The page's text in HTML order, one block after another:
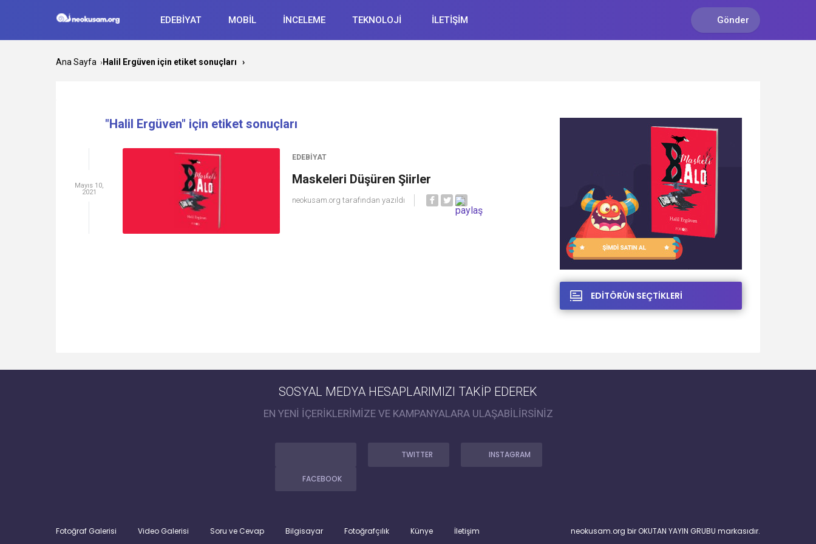
EDEBİYAT MOBİL İNCELEME TEKNOLOJİ İLETİŞİM Gönder
Ana Sayfa › Halil Ergüven için etiket sonuçları ›
"Halil Ergüven" için etiket sonuçları
EDEBIYAT
Maskeleri Düşüren Şiirler
neokusam.org tarafından yazıldı
Mayıs 10,
2021
EDİTÖRÜN SEÇTİKLERİ
SOSYAL MEDYA HESAPLARIMIZI TAKİP EDEREK
EN YENİ İÇERİKLERİMİZE VE KAMPANYALARA ULAŞABİLİRSİNİZ
FACEBOOK
TWITTER INSTAGRAM
Fotoğraf Galerisi Video Galerisi Soru ve Cevap Bilgisayar Fotoğrafçılık Künye İletişim neokusam.org bir OKUTAN YAYIN GRUBU markasıdır.